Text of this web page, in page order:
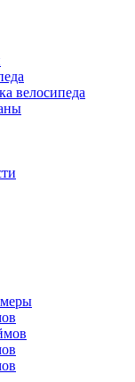
велосипеда